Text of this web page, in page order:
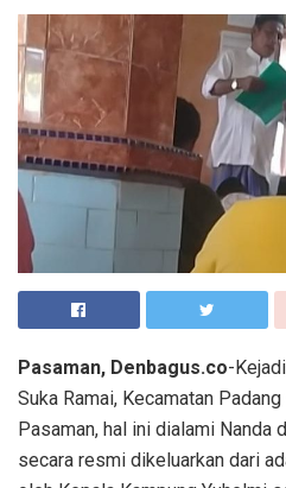
Pasaman, Denbagus.co-
Suka Ramai, Kecamatan
Pasaman, hal ini dialami Nanda
secara resmi dikeluarkan dari